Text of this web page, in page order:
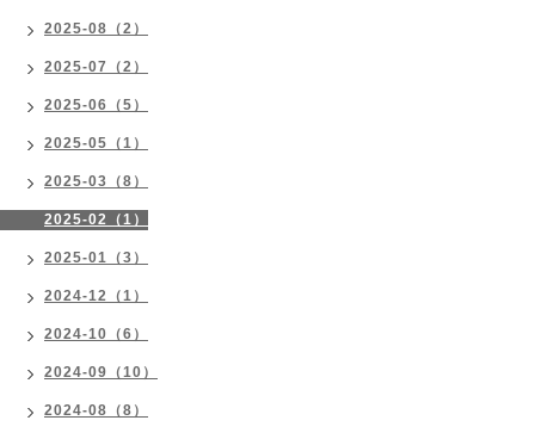
2025-08（2）
2025-07（2）
2025-06（5）
2025-05（1）
2025-03（8）
2025-02（1）
2025-01（3）
2024-12（1）
2024-10（6）
2024-09（10）
2024-08（8）